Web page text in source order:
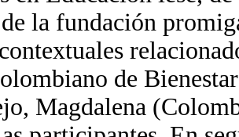
la fundación
de
Magdalena